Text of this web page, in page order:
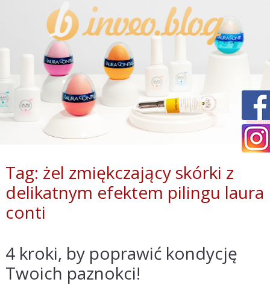
Tag: żel zmiękczający skórki z
delikatnym efektem pilingu laura
conti
4 kroki, by poprawić kondycję
Twoich paznokci!